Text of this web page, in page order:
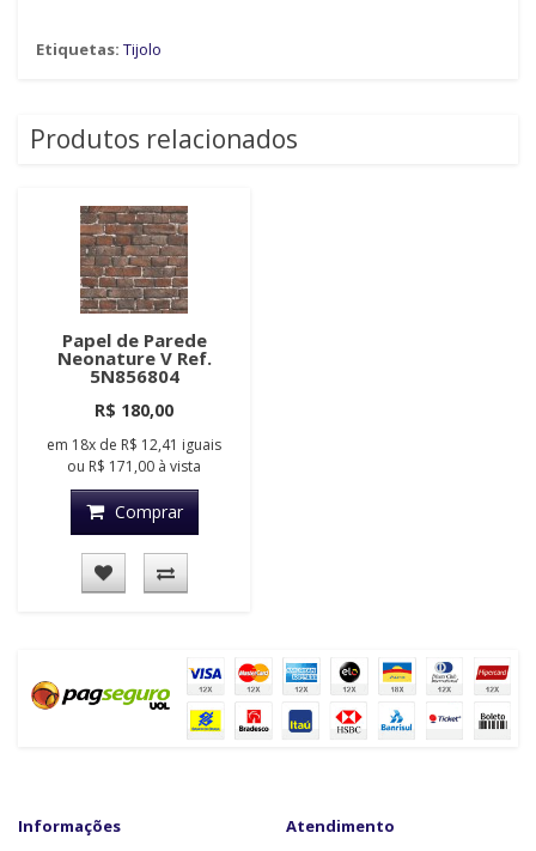
Etiquetas: Tijolo
Produtos relacionados
Papel de Parede
Neonature V Ref.
5N856804
R$ 180,00
em 18x de R$ 12,41 iguais
ou R$ 171,00 à vista
Comprar
Informações
Atendimento